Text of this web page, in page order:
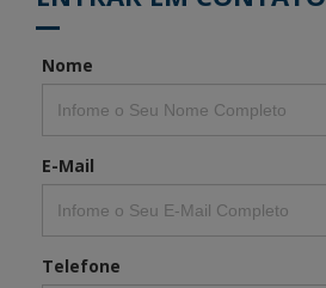
Nome
E-Mail
Telefone